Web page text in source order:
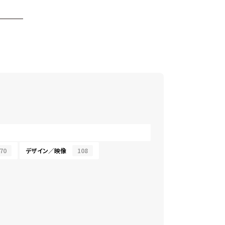
デザイン／映像 108